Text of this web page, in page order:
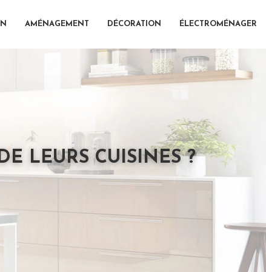
AMÉNAGEMENT DÉCORATION ÉLECTROMÉNAGER
LEURS CUISINES ?